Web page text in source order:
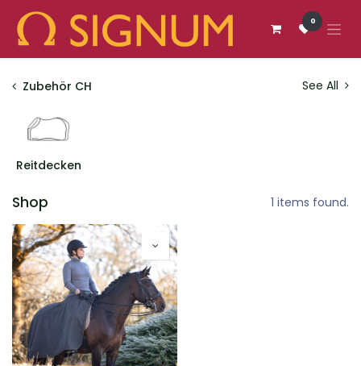
Zum Inhalt springen
0
Zubehör CH See All
Reitdecken
Shop 1 items found.